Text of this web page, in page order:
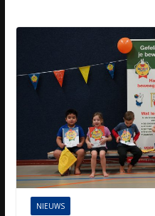
NIEUWS